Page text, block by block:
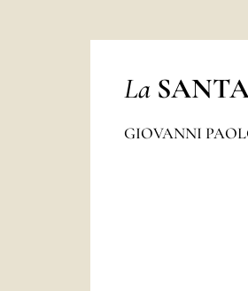
La
GIOVANNI